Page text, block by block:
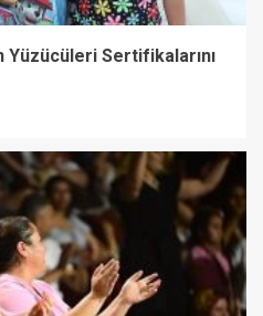
Yüzücüleri Sertifikalarını